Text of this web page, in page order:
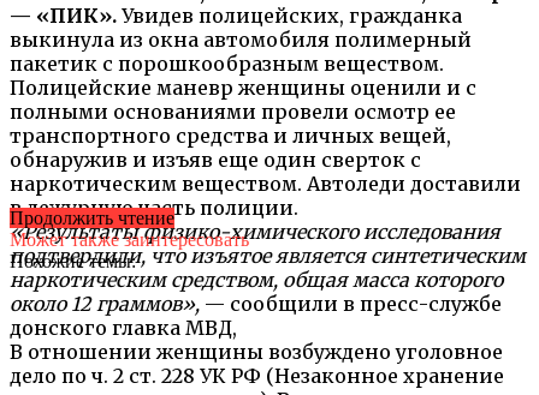
— «ПИК». Увидев полицейских, гражданка
выкинула из окна автомобиля полимерный
пакетик с порошкообразным веществом.
Полицейские маневр женщины оценили и с
полными основаниями провели осмотр ее
транспортного средства и личных вещей,
обнаружив и изъяв еще один сверток с
наркотическим веществом. Автоледи доставили
в дежурную часть полиции.
«Результаты физико-химического исследования
подтвердили, что изъятое является синтетическим
наркотическим средством, общая масса которого
около 12 граммов», — сообщили в пресс-службе
донского главка МВД,
В отношении женщины возбуждено уголовное
дело по ч. 2 ст. 228 УК РФ (Незаконное хранение
Продолжить чтение
Может также заинтересовать
Похожие темы: